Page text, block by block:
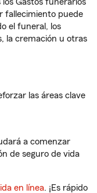
fallecimiento puede
el funeral, los
la cremación u otras
las áreas clave
a comenzar
de seguro de vida
en línea. ¡Es rápido